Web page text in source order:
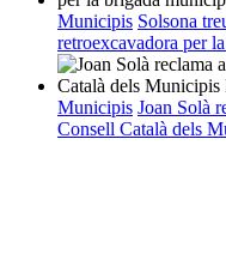
Municipis Solsona
retroexcavadora per
Municipis Joan Solà
Consell Català dels